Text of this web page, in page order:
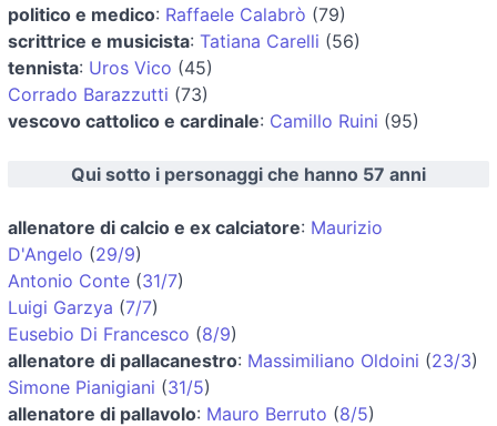
politico e medico: Raffaele Calabrò (79)
scrittrice e musicista: Tatiana Carelli (56)
tennista: Uros Vico (45)
Corrado Barazzutti (73)
vescovo cattolico e cardinale: Camillo Ruini (95)
Qui sotto i personaggi che hanno 57 anni
allenatore di calcio e ex calciatore: Maurizio
D'Angelo (29/9)
Antonio Conte (31/7)
Luigi Garzya (7/7)
Eusebio Di Francesco (8/9)
allenatore di pallacanestro: Massimiliano Oldoini (23/3)
Simone Pianigiani (31/5)
allenatore di pallavolo: Mauro Berruto (8/5)